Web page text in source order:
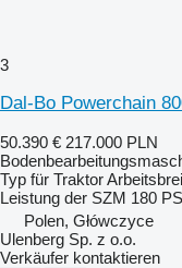
3
Dal-Bo Powerchain
50.390 € 217.000 PLN
Typ für Traktor
Leistung der SZM 180 PS
Polen, Główczyce
Ulenberg Sp. z o.o.
Verkäufer kontaktieren